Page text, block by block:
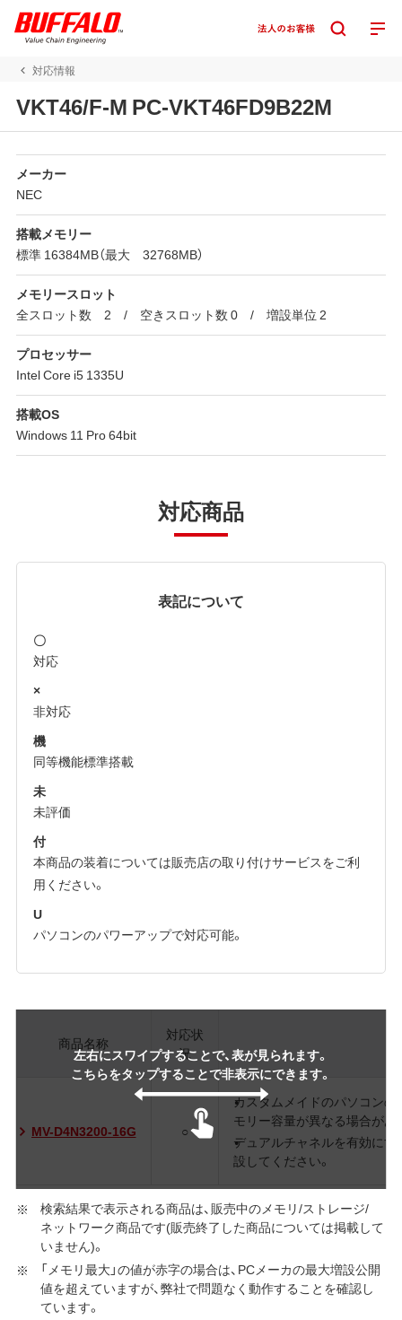
対応情報
VKT46/F-M PC-VKT46FD9B22M
メーカー
NEC
搭載メモリー
標準 16384MB（最大 32768MB）
メモリースロット
全スロット数 2 / 空きスロット数 0 / 増設単位 2
プロセッサー
Intel Core i5 1335U
搭載OS
Windows 11 Pro 64bit
対応商品
表記について
〇
対応
×
非対応
機
同等機能標準搭載
未
未評価
付
本商品の装着については販売店の取り付けサービスをご利
用ください。
U
パソコンのパワーアップで対応可能。
左右にスワイプすることで、表が見られます。
こちらをタップすることで非表示にできます。
商品名称
対応状
況
MV-D4N3200-16G ○
カスタムメイドのパソコンの
モリー容量が異なる場合が
デュアルチャネルを有効にす
設してください。
検索結果で表示される商品は、販売中のメモリ/ストレージ/
ネットワーク商品です(販売終了した商品については掲載して
いません)。
「メモリ最大」の値が赤字の場合は、PCメーカの最大増設公開
値を超えていますが、弊社で問題なく動作することを確認し
ています。